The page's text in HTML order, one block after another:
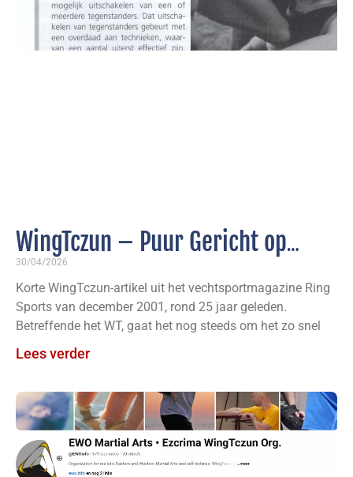
WingTczun – Puur Gericht op
Effectieve Zelfverdediging
30/04/2026
Korte WingTczun-artikel uit het vechtsportmagazine Ring
Sports van december 2001, rond 25 jaar geleden.
Betreffende het WT, gaat het nog steeds om het zo snel
Lees verder